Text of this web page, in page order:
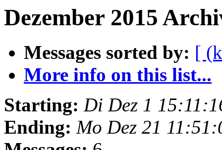
Dezember 2015
Messages sorted by: [
More info on this list...
Starting: Di Dez 1
Ending: Mo Dez 21